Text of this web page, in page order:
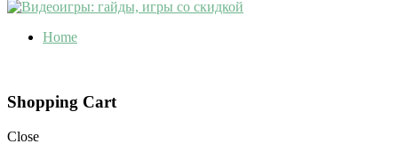
Home
Shopping Cart
Close